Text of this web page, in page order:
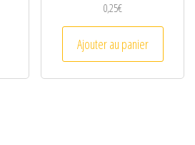
0,25€
Ajouter au panier